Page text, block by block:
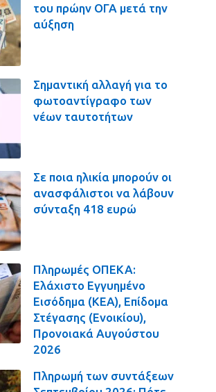
του πρώην ΟΓΑ μετά την
αύξηση
Σημαντική αλλαγή για το
φωτοαντίγραφο των
νέων ταυτοτήτων
Σε ποια ηλικία μπορούν οι
ανασφάλιστοι να λάβουν
σύνταξη 418 ευρώ
Πληρωμές ΟΠΕΚΑ:
Ελάχιστο Εγγυημένο
Εισόδημα (ΚΕΑ), Επίδομα
Στέγασης (Ενοικίου),
Προνοιακά Αυγούστου
2026
Πληρωμή των συντάξεων